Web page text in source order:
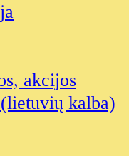
akcijos
kalba)